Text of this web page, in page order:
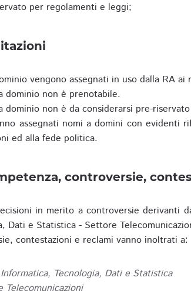
per regolamenti e leggi;
vengono assegnati in uso dalla RA
dominio non è prenotabile.
dominio non è da considerarsi pre-
assegnati nomi a domini con evidenti
ed alla fede politica.
controversie,
in merito a controversie derivanti
Dati e Statistica - Settore
contestazioni e reclami vanno inoltrati a:
Tecnologia, Dati e Statistica